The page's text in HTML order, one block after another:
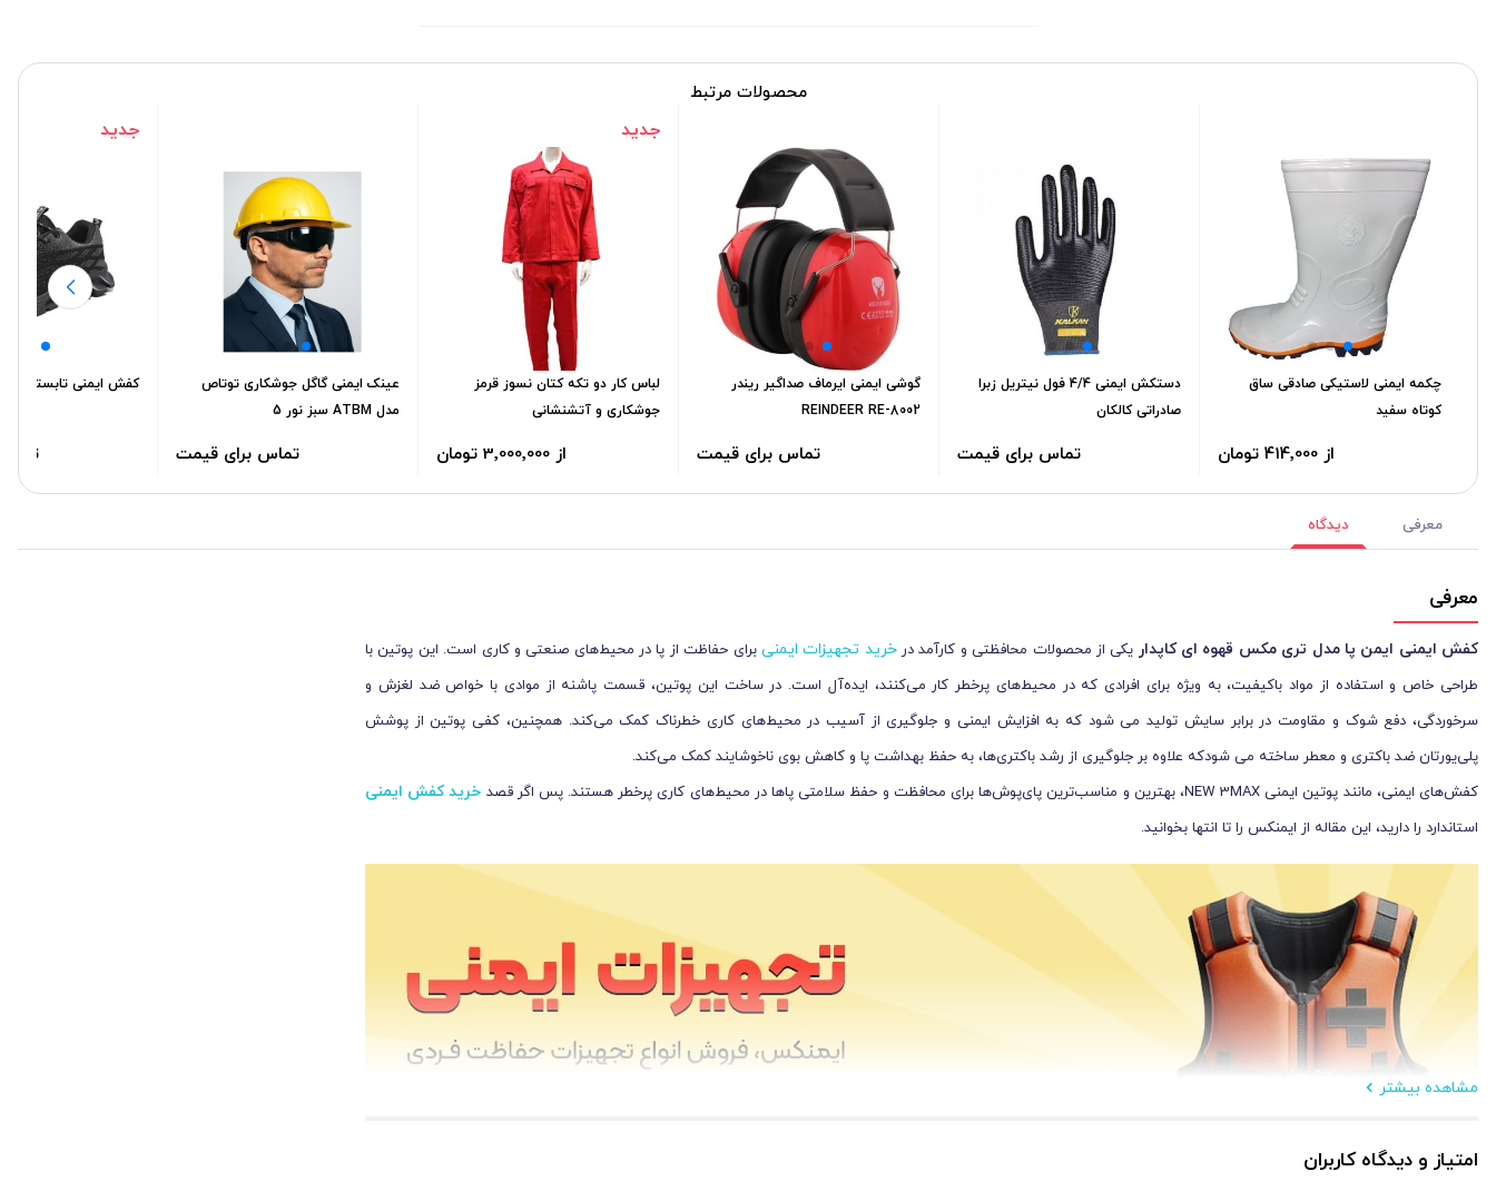
محصولات مرتبط
چکمه ایمنی لاستیکی صادقی ساق
کوتاه سفید
از 414٬000 تومان
دستکش ایمنی 4/4 فول نیتریل زبرا
صادراتی کالکان
تماس برای قیمت
گوشی ایمنی ایرماف صداگیر ریندر
REINDEER RE-8002
تماس برای قیمت
جدید
لباس کار دو تکه کتان نسوز قرمز
جوشکاری و آتشنشانی
از 3٬000٬000 تومان
عینک ایمنی گاگل جوشکاری توتاص
مدل ATBM سبز نور 5
تماس برای قیمت
جدید
کفش ایمنی تابستانی
معرفی دیدگاه
معرفی
کفش ایمنی ایمن پا مدل تری‌ مکس قهوه ای کاپدار یکی از محصولات محافظتی و کارآمد درخرید تجهیزات ایمنی برای حفاظت از پا در محیط‌های صنعتی و کاری است. این پوتین با
طراحی خاص و استفاده از مواد باکیفیت، به ویژه برای افرادی که در محیط‌های پرخطر کار می‌کنند، ایده‌آل است. در ساخت این پوتین، قسمت پاشنه از موادی با خواص ضد لغزش و
سرخوردگی، دفع شوک و مقاومت در برابر سایش تولید می شود که به افزایش ایمنی و جلوگیری از آسیب در محیط‌های کاری خطرناک کمک می‌کند. همچنین، کفی پوتین از پوشش
پلی‌یورتان ضد باکتری و معطر ساخته می شودکه علاوه بر جلوگیری از رشد باکتری‌ها، به حفظ بهداشت پا و کاهش بوی ناخوشایند کمک می‌کند.
کفش‌های ایمنی، مانند پوتین ایمنی NEW 3MAX، بهترین و مناسب‌ترین پای‌پوش‌ها برای محافظت و حفظ سلامتی پاها در محیط‌های کاری پرخطر هستند. پس اگر قصد
خرید کفش ایمنی
استاندارد را دارید، این مقاله از ایمنکس را تا انتها بخوانید.
مشاهده بیشتر
امتیاز و دیدگاه کاربران